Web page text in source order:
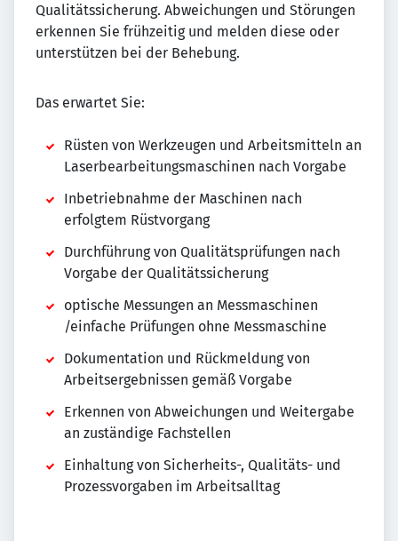
Qualitätssicherung. Abweichungen und Störungen
erkennen Sie frühzeitig und melden diese oder
unterstützen bei der Behebung.
Das erwartet Sie:
Rüsten von Werkzeugen und Arbeitsmitteln an
Laserbearbeitungsmaschinen nach Vorgabe
Inbetriebnahme der Maschinen nach
erfolgtem Rüstvorgang
Durchführung von Qualitätsprüfungen nach
Vorgabe der Qualitätssicherung
optische Messungen an Messmaschinen
/einfache Prüfungen ohne Messmaschine
Dokumentation und Rückmeldung von
Arbeitsergebnissen gemäß Vorgabe
Erkennen von Abweichungen und Weitergabe
an zuständige Fachstellen
Einhaltung von Sicherheits-, Qualitäts- und
Prozessvorgaben im Arbeitsalltag